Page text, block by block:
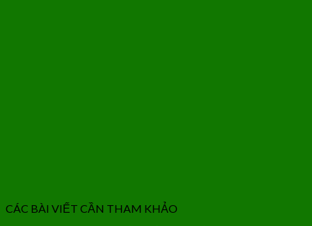
CÁC BÀI VIẾT CẦN THAM KHẢO